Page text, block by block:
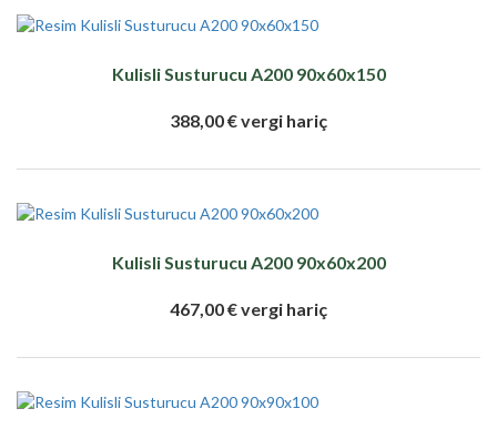
Kulisli Susturucu A200 90x60x150
388,00 € vergi hariç
Kulisli Susturucu A200 90x60x200
467,00 € vergi hariç